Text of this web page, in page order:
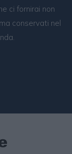
ci fornirai non
conservati nel